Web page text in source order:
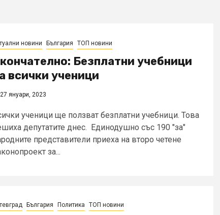
новини България ТОП новини
Безплатни учебници
всички ученици
27 януари, 2023
ученици ще ползват безплатни учебници. Това
депутатите днес. Единодушно със 190 "за"
представители приеха на второ четене
за...
България Политика ТОП новини